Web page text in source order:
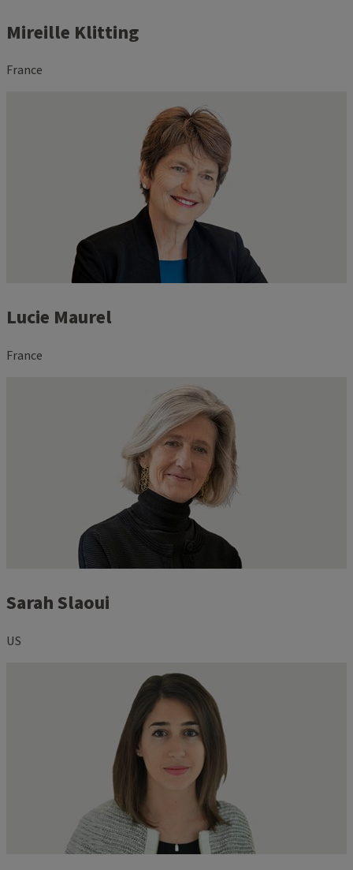
Mireille Klitting
France
Lucie Maurel
France
Sarah Slaoui
US